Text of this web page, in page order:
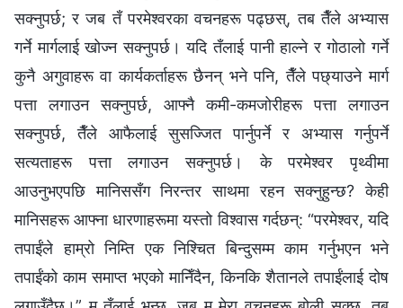
सक्नुपर्छ; र जब तँ परमेश्‍वरका वचनहरू पढ्छस्, तब तैँले अभ्यास
गर्ने मार्गलाई खोज्न सक्नुपर्छ। यदि तँलाई पानी हाल्ने र गोठालो गर्ने
कुनै अगुवाहरू वा कार्यकर्ताहरू छैनन् भने पनि, तैँले पछ्याउने मार्ग
पत्ता लगाउन सक्नुपर्छ, आफ्नै कमी-कमजोरीहरू पत्ता लगाउन
सक्नुपर्छ, तैँले आफैलाई सुसज्जित पार्नुपर्ने र अभ्यास गर्नुपर्ने
सत्यताहरू पत्ता लगाउन सक्नुपर्छ। के परमेश्‍वर पृथ्वीमा
आउनुभएपछि मानिससँग निरन्तर साथमा रहन सक्नुहुन्छ? केही
मानिसहरू आफ्ना धारणाहरूमा यस्तो विश्‍वास गर्दछन्: “परमेश्‍वर, यदि
तपाईंले हाम्रो निम्ति एक निश्चित बिन्दुसम्म काम गर्नुभएन भने
तपाईंको काम समाप्त भएको मानिँदैन, किनकि शैतानले तपाईंलाई दोष